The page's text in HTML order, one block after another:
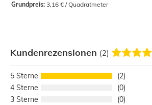
Grundpreis: 3,16 € / Quadratmeter
Kundenrezensionen (2)
5
2
4
0
3
0